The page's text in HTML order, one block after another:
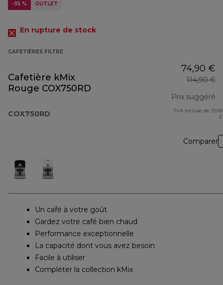
-35 % OUTLET
En rupture de stock
CAFETIÈRES FILTRE
Cafetière kMix
Rouge COX750RD
COX750RD
74,90 €
114,90 €
Prix suggéré
TVA incluse de
Comparer
Un café à votre goût
Gardez votre café bien chaud
Performance exceptionnelle
La capacité dont vous avez besoin
Facile à utiliser
Compléter la collection kMix